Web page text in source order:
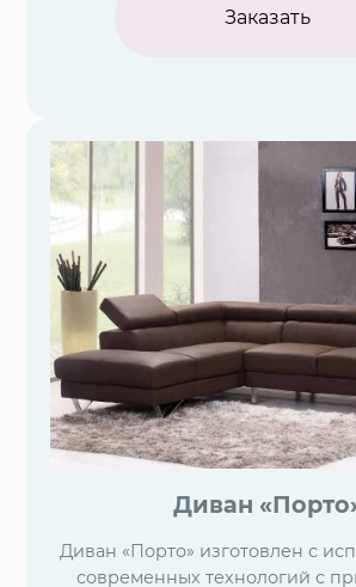
Заказать
Диван
Диван «Порто» изготовлен с
современных технологий с